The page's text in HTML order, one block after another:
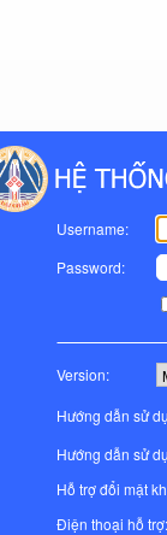
Username:
Password:
Version:
Hướng dẫn sử
Hướng dẫn sử
Hỗ trợ đổi mật
Điện thoại hỗ